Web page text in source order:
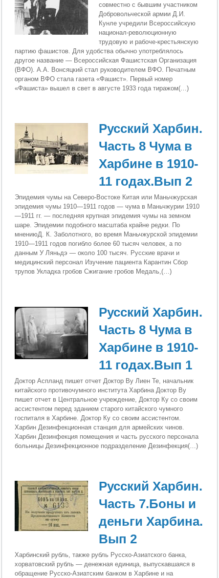
совместно с бывшим участником
Добровольческой армии Д.И.
Кунле учредили Всероссийскую
национал-революционную
трудовую и рабоче-крестьянскую
партию фашистов. Для удобства обычно употреблялось
другое название — Всероссийская Фашистская Организация
(ВФО). А.А. Вонсяцкий стал руководителем ВФО. Печатным
органом ВФО стала газета «Фашист». Первый номер
«Фашиста» вышел в свет в августе 1933 года тиражом(…)
Русский Харбин.
Часть 8 Чума в
Харбине в 1910-
11 годах.Вып 2
Эпидемия чумы на Северо-Востоке Китая или Маньчжурская
эпидемия чумы 1910—1911 годов — чума в Маньчжурии 1910
—1911 гг. — последняя крупная эпидемия чумы на земном
шаре. Эпидемии подобного масштаба крайне редки. По
мнениюД. К. Заболотного, во время Маньчжурской эпидемии
1910—1911 годов погибло более 60 тысяч человек, а по
данным У Ляньдэ — около 100 тысяч. Русские врачи и
медицинский персонал Изучение пациента Карантин Сбор
трупов Укладка гробов Сжигание гробов Медаль,(…)
Русский Харбин.
Часть 8 Чума в
Харбине в 1910-
11 годах.Вып 1
Доктор Аспланд пишет отчет Доктор Ву Лиен Те, начальник
китайского противочумного института Харбина Доктор Ву
пишет отчет в Центральное учреждение, Доктор Ку со своим
ассистентом перед зданием старого китайского чумного
госпиталя в Харбине. Доктор Ку со своим ассистентом.
Харбин Дезинфекционная станция для армейских чинов.
Харбин Дезинфекция помещения и часть русского персонала
больницы Дезинфекционное подразделение Дезинфекция(…)
Русский Харбин.
Часть 7.Боны и
деньги Харбина.
Вып 2
Харбинский рубль, также рубль Русско-Азиатского банка,
хорватовский рубль — денежная единица, выпускавшаяся в
обращение Русско-Азиатским банком в Харбине и на